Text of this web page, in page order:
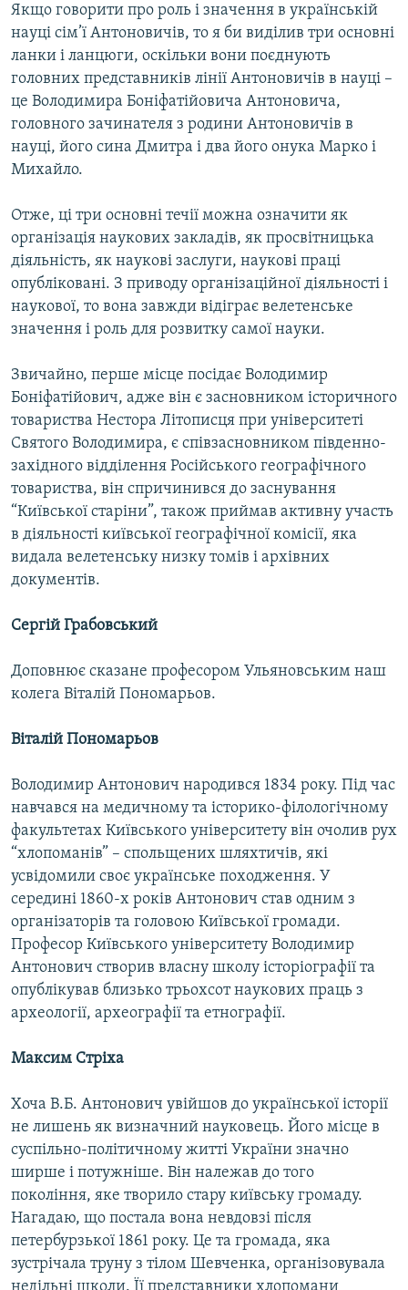
Якщо говорити про роль і значення в українській
науці сім’ї Антоновичів, то я би виділив три основні
ланки і ланцюги, оскільки вони поєднують
головних представників лінії Антоновичів в науці –
це Володимира Боніфатійовича Антоновича,
головного зачинателя з родини Антоновичів в
науці, його сина Дмитра і два його онука Марко і
Михайло.
Отже, ці три основні течії можна означити як
організація наукових закладів, як просвітницька
діяльність, як наукові заслуги, наукові праці
опубліковані. З приводу організаційної діяльності і
наукової, то вона завжди відіграє велетенське
значення і роль для розвитку самої науки.
Звичайно, перше місце посідає Володимир
Боніфатійович, адже він є засновником історичного
товариства Нестора Літописця при університеті
Святого Володимира, є співзасновником південно-
західного відділення Російського географічного
товариства, він спричинився до заснування
“Київської старіни”, також приймав активну участь
в діяльності київської географічної комісії, яка
видала велетенську низку томів і архівних
документів.
Сергій Грабовський
Доповнює сказане професором Ульяновським наш
колега Віталій Пономарьов.
Віталій Пономарьов
Володимир Антонович народився 1834 року. Під час
навчався на медичному та історико-філологічному
факультетах Київського університету він очолив рух
“хлопоманів” – спольщених шляхтичів, які
усвідомили своє українське походження. У
середині 1860-х років Антонович став одним з
організаторів та головою Київської громади.
Професор Київського університету Володимир
Антонович створив власну школу історіографії та
опублікував близько трьохсот наукових праць з
археології, археографії та етнографії.
Максим Стріха
Хоча В.Б. Антонович увійшов до української історії
не лишень як визначний науковець. Його місце в
суспільно-політичному житті України значно
ширше і потужніше. Він належав до того
покоління, яке творило стару київську громаду.
Нагадаю, що постала вона невдовзі після
петербурзької 1861 року. Це та громада, яка
зустрічала труну з тілом Шевченка, організовувала